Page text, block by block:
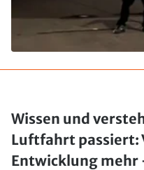
Wissen und
Luftfahrt passiert:
Entwicklung mehr